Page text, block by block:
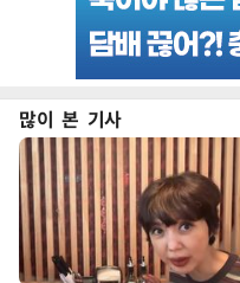
많이 본 기사